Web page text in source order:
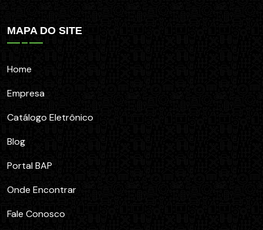
MAPA DO SITE
Home
Empresa
Catálogo Eletrônico
Blog
Portal BAP
Onde Encontrar
Fale Conosco